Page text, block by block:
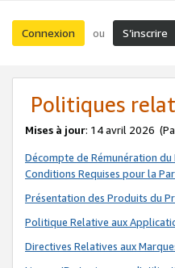
Connexion ou S’inscrire
Politiques
Mises à jour: 14 avril 2026
Décompte de Rémunération
Conditions Requises pour la
Présentation des Produits du
Politique Relative aux
Directives Relatives aux